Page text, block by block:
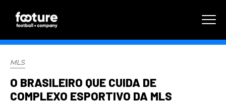
MLS
O BRASILEIRO QUE CUIDA DE
COMPLEXO ESPORTIVO DA MLS